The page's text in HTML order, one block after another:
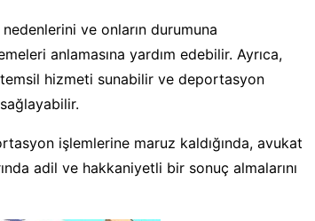
ve onların durumuna
anlamasına yardım edebilir. Ayrıca,
temsil hizmeti sunabilir ve deportasyon
işlemlerine maruz kaldığında, avukat
adil ve hakkaniyetli bir sonuç almalarını